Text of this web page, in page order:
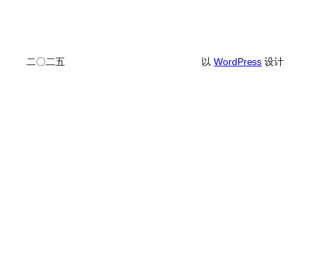
二〇二五 以WordPress 设计